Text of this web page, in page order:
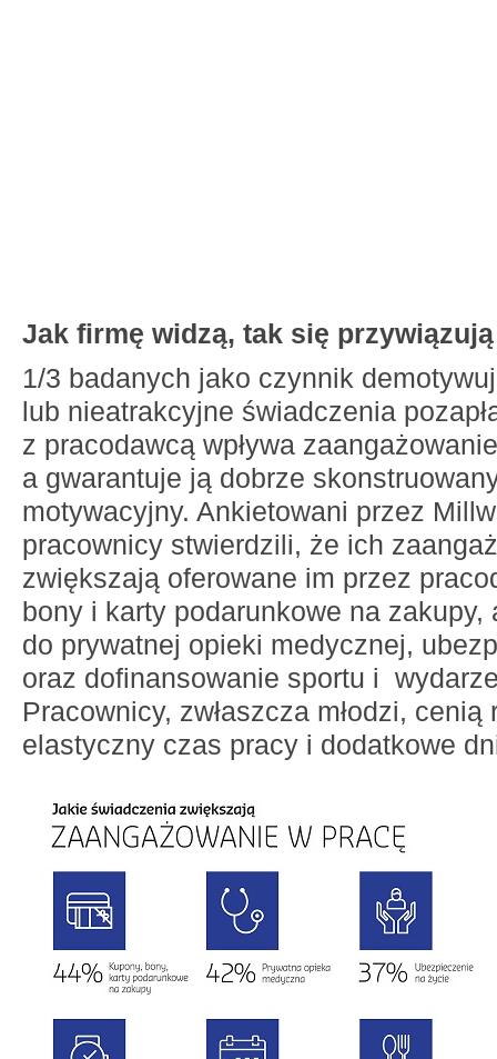
Jak firmę widzą, tak się przywiązują
1/3 badanych jako czynnik
lub nieatrakcyjne świadczenia
z pracodawcą wpływa
a gwarantuje ją dobrze
motywacyjny. Ankietowani przez
pracownicy stwierdzili, że ich
zwiększają oferowane im przez
bony i karty podarunkowe na zakupy,
do prywatnej opieki medycznej,
oraz dofinansowanie sportu i
Pracownicy, zwłaszcza młodzi, cenią
elastyczny czas pracy i dodatkowe